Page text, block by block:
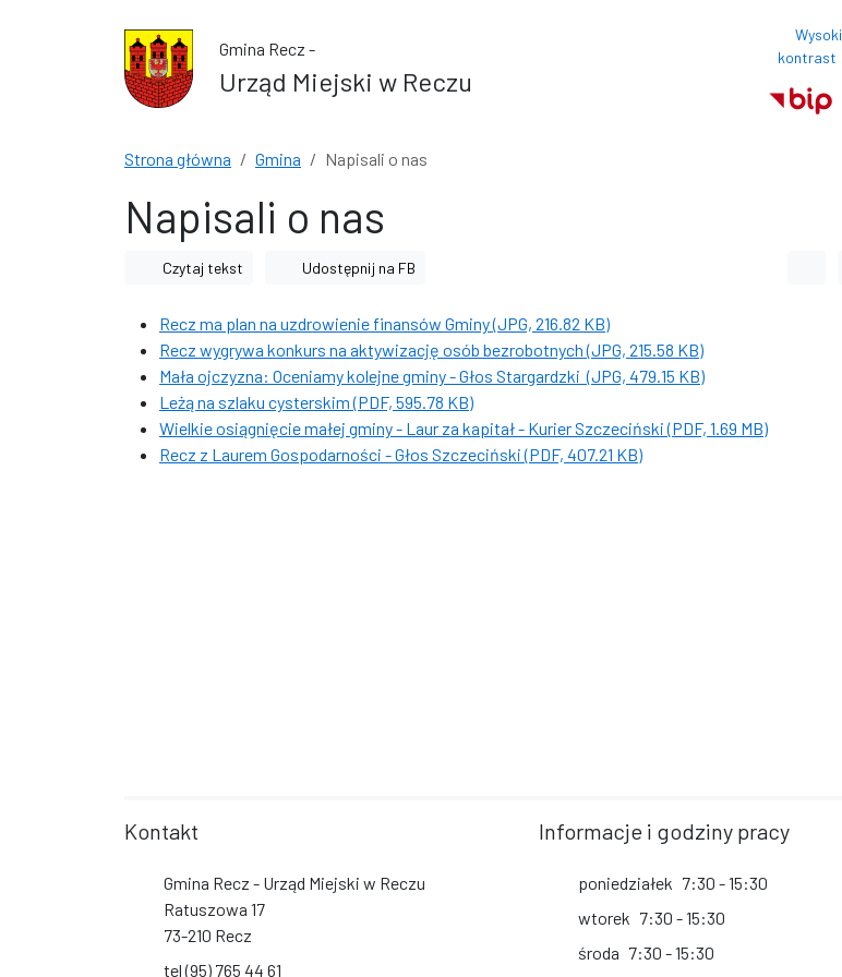
Przejdź do wyszukiwarki
Gmina Recz -
Urząd Miejski w Reczu
Wysoki
kontrast
Strona główna Gmina Napisali o nas
Napisali o nas
Czytaj tekst Udostępnij na FB
Recz ma plan na uzdrowienie finansów Gminy (JPG, 216.82 KB)
Recz wygrywa konkurs na aktywizację osób bezrobotnych (JPG, 215.58 KB)
Mała ojczyzna: Oceniamy kolejne gminy - Głos Stargardzki (JPG, 479.15 KB)
Leżą na szlaku cysterskim (PDF, 595.78 KB)
Wielkie osiągnięcie małej gminy - Laur za kapitał - Kurier Szczeciński (PDF, 1.69 MB)
Recz z Laurem Gospodarności - Głos Szczeciński (PDF, 407.21 KB)
Kontakt
Gmina Recz - Urząd Miejski w Reczu
Ratuszowa 17
73-210 Recz
tel (95) 765 44 61
Informacje i godziny pracy
poniedziałek 7:30 - 15:30
wtorek 7:30 - 15:30
środa 7:30 - 15:30